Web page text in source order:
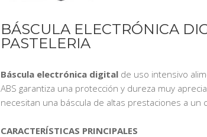
BÁSCULA ELECTRÓNICA
PASTELERIA
Báscula electrónica digital de uso intensivo
ABS garantiza una protección y dureza muy
necesitan una báscula de altas prestaciones a un
CARACTERÍSTICAS PRINCIPALES